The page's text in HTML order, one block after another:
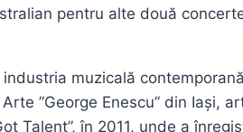
pentru alte două
muzicală
”George Enescu” din Iași,
Talent”, în 2011, unde a